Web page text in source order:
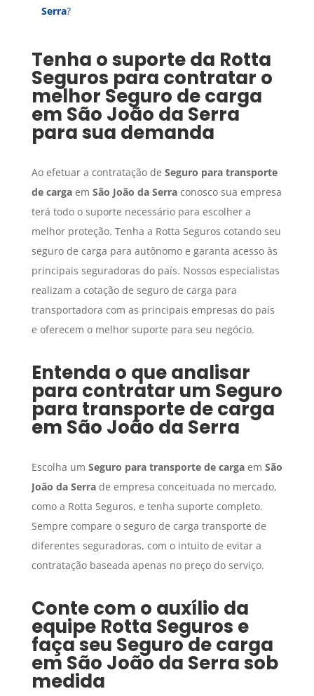
Serra?
Tenha o suporte da Rotta
Seguros para contratar o
melhor Seguro de carga
em São João da Serra
para sua demanda
Ao efetuar a contratação de Seguro para transporte
de cargaem São João da Serraconosco sua empresa
terá todo o suporte necessário para escolher a
melhor proteção. Tenha a Rotta Seguros cotando seu
seguro de carga para autônomo e garanta acesso às
principais seguradoras do país. Nossos especialistas
realizam a cotação de seguro de carga para
transportadora com as principais empresas do país
e oferecem o melhor suporte para seu negócio.
Entenda o que analisar
para contratar um Seguro
para transporte de carga
em São João da Serra
Escolha um Seguro para transporte de cargaem São
João da Serrade empresa conceituada no mercado,
como a Rotta Seguros, e tenha suporte completo.
Sempre compare o seguro de carga transporte de
diferentes seguradoras, com o intuito de evitar a
contratação baseada apenas no preço do serviço.
Conte com o auxílio da
equipe Rotta Seguros e
faça seu Seguro de carga
em São João da Serrasob
medida